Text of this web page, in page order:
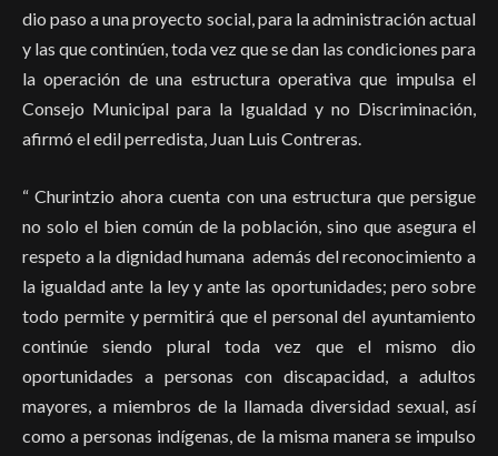
dio paso a una proyecto social, para la administración actual
y las que continúen, toda vez que se dan las condiciones para
la operación de una estructura operativa que impulsa el
Consejo Municipal para la Igualdad y no Discriminación,
afirmó el edil perredista, Juan Luis Contreras.
“ Churintzio ahora cuenta con una estructura que persigue
no solo el bien común de la población, sino que asegura el
respeto a la dignidad humana además del reconocimiento a
la igualdad ante la ley y ante las oportunidades; pero sobre
todo permite y permitirá que el personal del ayuntamiento
continúe siendo plural toda vez que el mismo dio
oportunidades a personas con discapacidad, a adultos
mayores, a miembros de la llamada diversidad sexual, así
como a personas indígenas, de la misma manera se impulso